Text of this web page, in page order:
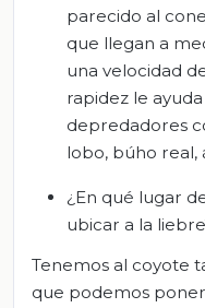
parecido al
que llegan a
una velocidad
rapidez le
depredadores
lobo, búho real,
¿En qué lugar
ubicar a la
Tenemos al coyote
que podemos